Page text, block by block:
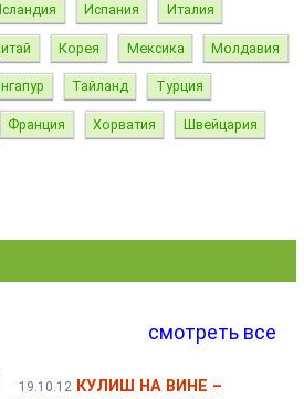
Испания Италия
Корея Мексика Молдавия
Тайланд Турция
Франция Хорватия Швейцария
смотреть все
19.10.12 КУЛИШ НА ВИНЕ –